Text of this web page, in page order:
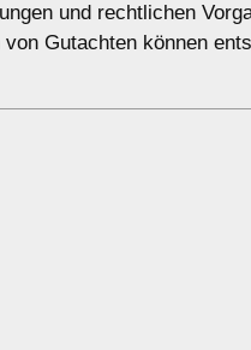
und rechtlichen
Gutachten können